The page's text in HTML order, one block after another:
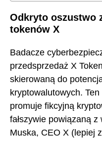
Odkryto oszustwo
tokenów X
Badacze
przedsprzedaż X
skierowaną do
kryptowalutowych.
promuje fikcyjną
fałszywie powiązaną z
Muska, CEO X (lepiej